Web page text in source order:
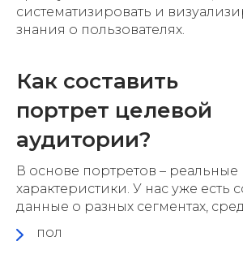
систематизировать и
знания о пользователях.
Как составить
портрет целевой
аудитории?
В основе портретов – реальные
характеристики. У нас уже есть
данные о разных сегментах,
пол